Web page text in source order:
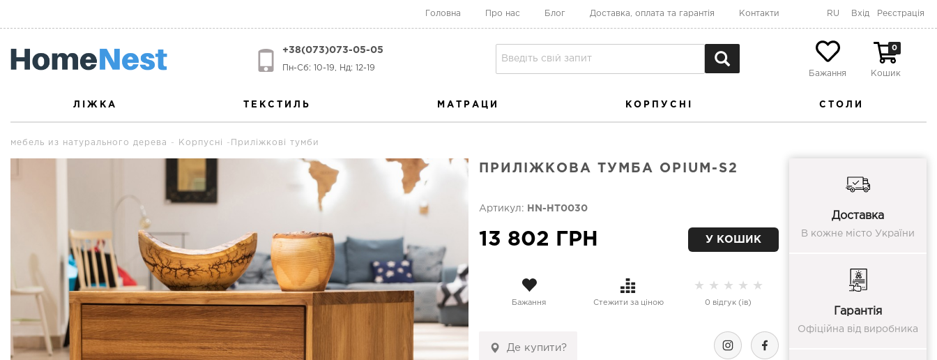
Головна Про нас Блог Доставка, оплата та гарантія Контакти RU Вхід Реєстрація
+38(073)073-05-05
Пн-Сб: 10-19, Нд: 12-19
Бажання
0
Кошик
ЛІЖКА ТЕКСТИЛЬ МАТРАЦИ КОРПУСНІ СТОЛИ
мебель из натурального дерева Корпусні Приліжкові тумби
ПРИЛІЖКОВА ТУМБА OPIUM-S2
Артикул: HN-HT0030
13 802 ГРН У КОШИК
Бажання Стежити за ціною
★ ★ ★ ★ ★
0 відгук (ів)
Де купити?
Доставка
В кожне місто України
Гарантія
Офіційна від виробника